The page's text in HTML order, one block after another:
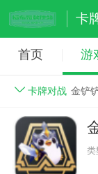
卡
首页 游
卡牌对战 金铲
类